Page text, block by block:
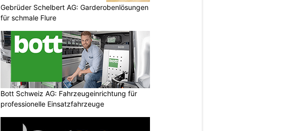
Gebrüder Schelbert AG: Garderobenlösungen
für schmale Flure
Bott Schweiz AG: Fahrzeugeinrichtung für
professionelle Einsatzfahrzeuge